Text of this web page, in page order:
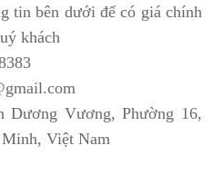
bên dưới để có giá chính
khách
Vương, Phường 16,
Việt Nam